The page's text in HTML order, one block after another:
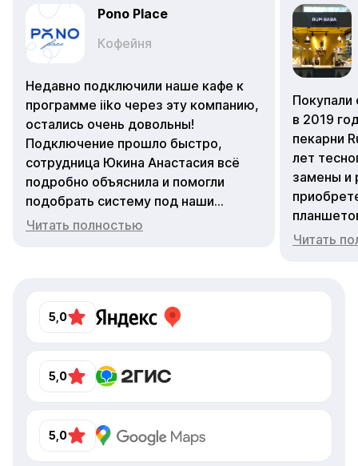
Pono Place
Кофейня
Недавно подключили наше кафе к
программе iiko через эту компанию,
остались очень довольны!
Подключение прошло быстро,
сотрудница Юкина Анастасия всё
подробно объяснила и помогли
подобрать систему под наши
задачи. Теперь учёт и управление
Читать полностью
Покупали
в 2019
пекарни
лет
замены и
Зоя
Читать
5,0
5,0
5,0